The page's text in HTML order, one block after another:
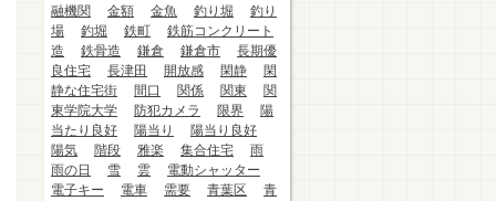
融機関
金額 金魚 釣り堀
釣り
場
釣堀 鉄町
鉄筋コンクリート
造
鉄骨造 鎌倉 鎌倉市
長期優
良住宅
長津田 開放感 閑静
閑
静な住宅街
間口 関係 関東
関
東学院大学
防犯カメラ 限界
陽
当たり良好
陽当り
陽当り良好
陽気
階段 雅楽 集合住宅
雨
雨の日
雪 雲
電動シャッター
電子キー
電車 需要 青葉区
青